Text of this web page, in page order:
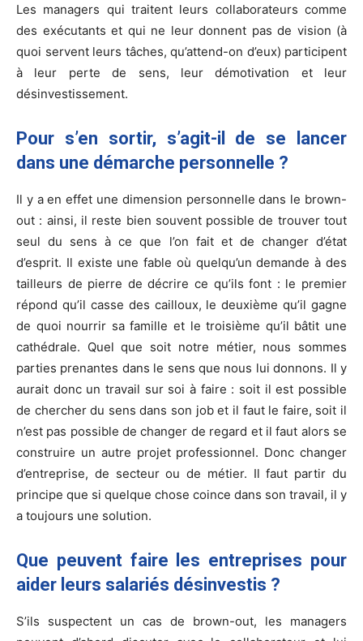
Les managers qui traitent leurs collaborateurs comme
des exécutants et qui ne leur donnent pas de vision (à
quoi servent leurs tâches, qu’attend-on d’eux) participent
à leur perte de sens, leur démotivation et leur
désinvestissement.
Pour s’en sortir, s’agit-il de se lancer
dans une démarche personnelle ?
Il y a en effet une dimension personnelle dans le brown-
out : ainsi, il reste bien souvent possible de trouver tout
seul du sens à ce que l’on fait et de changer d’état
d’esprit. Il existe une fable où quelqu’un demande à des
tailleurs de pierre de décrire ce qu’ils font : le premier
répond qu’il casse des cailloux, le deuxième qu’il gagne
de quoi nourrir sa famille et le troisième qu’il bâtit une
cathédrale. Quel que soit notre métier, nous sommes
parties prenantes dans le sens que nous lui donnons. Il y
aurait donc un travail sur soi à faire : soit il est possible
de chercher du sens dans son job et il faut le faire, soit il
n’est pas possible de changer de regard et il faut alors se
construire un autre projet professionnel. Donc changer
d’entreprise, de secteur ou de métier. Il faut partir du
principe que si quelque chose coince dans son travail, il y
a toujours une solution.
Que peuvent faire les entreprises pour
aider leurs salariés désinvestis ?
S’ils suspectent un cas de brown-out, les managers